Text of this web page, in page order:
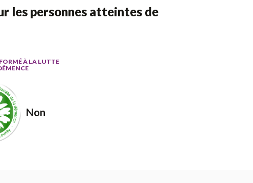
les personnes atteintes de
À LA LUTTE
Non